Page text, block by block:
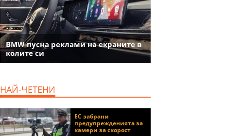
BMW пусна реклами на екраните в
колите си
НАЙ-ЧЕТЕНИ
ЕС забрани
предупрежденията за
камери за скорост